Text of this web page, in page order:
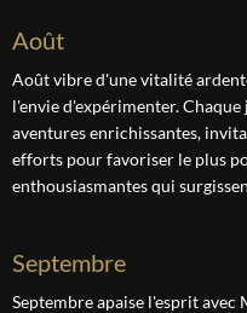
août
Août vibre d'une vitalité
l'envie d'expérimenter.
aventures enrichissantes,
efforts pour favoriser le plus
enthousiasmantes qui
septembre
Septembre apaise l'esprit